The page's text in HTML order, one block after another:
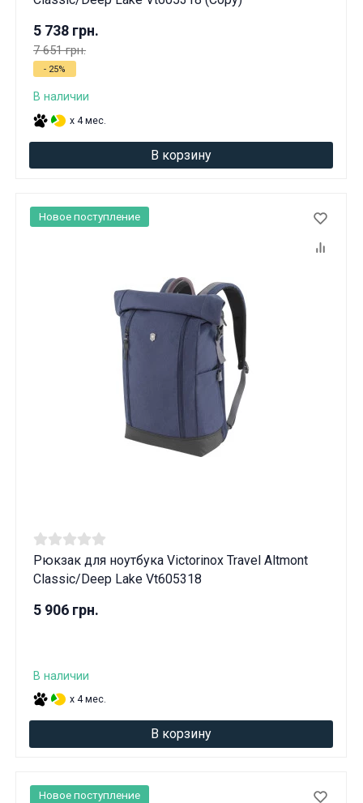
5 738 грн.
7 651 грн.
- 25%
В наличии
x 4 мес.
В корзину
Рюкзак для ноутбука Victorinox Travel Altmont
Classic/Deep Lake Vt605318
5 906 грн.
В наличии
x 4 мес.
В корзину
Новое поступление
Новое поступление